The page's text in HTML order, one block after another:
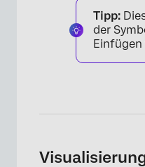
Tipp:
der
Einfügen